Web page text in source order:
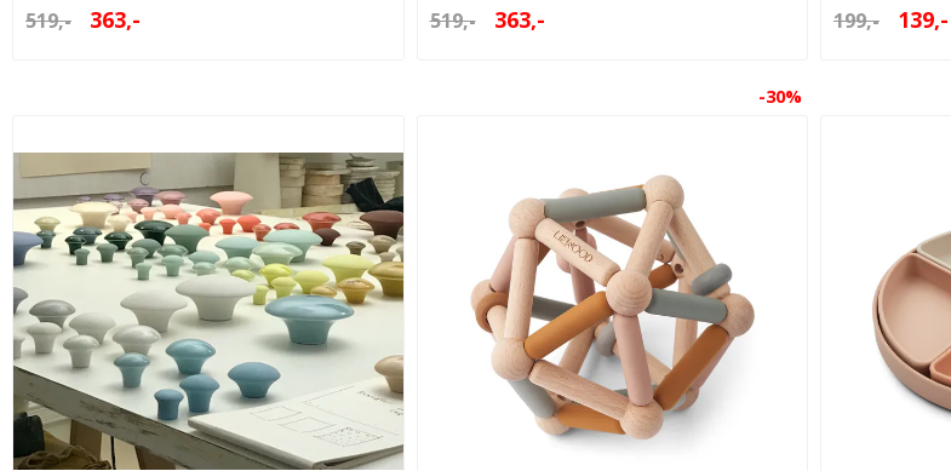
519,- 363,- 519,- 363,- 199,- 139,-
-30%